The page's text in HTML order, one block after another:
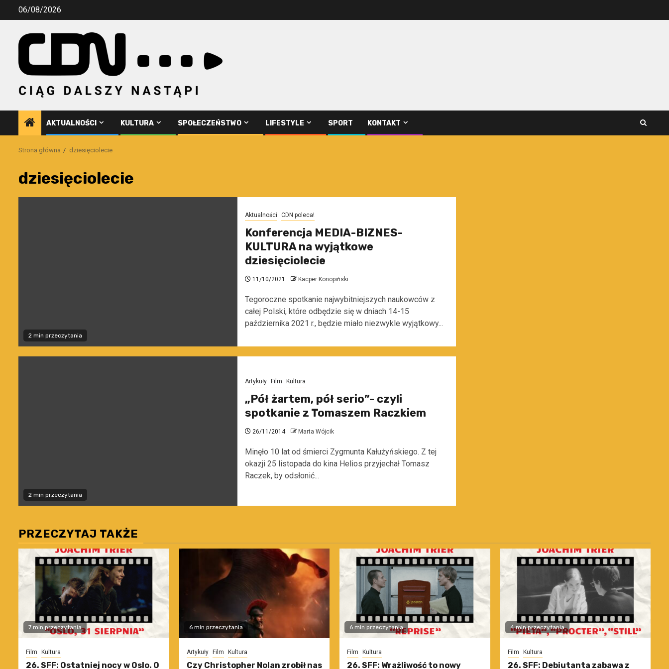
Przejdź06/08/2026
AKTUALNOŚCI KULTURA SPOŁECZEŃSTWO LIFESTYLE SPORT KONTAKT
Strona główna dziesięciolecie
dziesięciolecie
2 min przeczytania
Aktualności CDN poleca!
Konferencja MEDIA-BIZNES-
KULTURA na wyjątkowe
dziesięciolecie
11/10/2021 Kacper Konopiński
Tegoroczne spotkanie najwybitniejszych naukowców z
całej Polski, które odbędzie się w dniach 14-15
października 2021 r., będzie miało niezwykle wyjątkowy...
2 min przeczytania
Artykuły Film Kultura
„Pół żartem, pół serio”- czyli
spotkanie z Tomaszem Raczkiem
26/11/2014 Marta Wójcik
Minęło 10 lat od śmierci Zygmunta Kałużyńskiego. Z tej
okazji 25 listopada do kina Helios przyjechał Tomasz
Raczek, by odsłonić...
PRZECZYTAJ TAKŻE
7 min przeczytania
Film Kultura
26. SFF: Ostatniej nocy w Oslo. O
6 min przeczytania
Artykuły Film Kultura
Czy Christopher Nolan zrobił nas
6 min przeczytania
Film Kultura
26. SFF: Wrażliwość to nowy
4 min przeczytania
Film Kultura
26. SFF: Debiutanta zabawa z